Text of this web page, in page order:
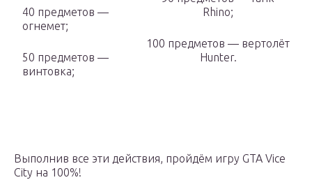
40 предметов —
огнемет;
50 предметов —
винтовка;
Rhino;
100 предметов — вертолёт
Hunter.
Выполнив все эти действия, пройдём игру GTA Vice
City на 100%!